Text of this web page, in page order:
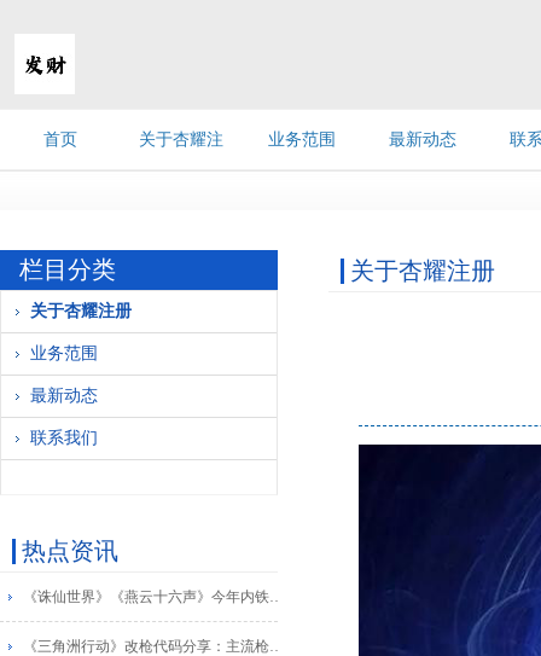
首页 关于杏耀注 业务范围 最新动态 联
栏目分类
关于杏耀注册
业务范围
最新动态
联系我们
热点资讯
《诛仙世界》《燕云十六声》今年内铁上线？2024年下半年MMO大作云集！
《三角洲行动》改枪代码分享：主流枪械配件改装搭配方案
关于杏耀注册